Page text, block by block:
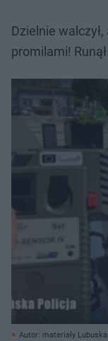
Dzielnie
promilami!
Autor: materiały